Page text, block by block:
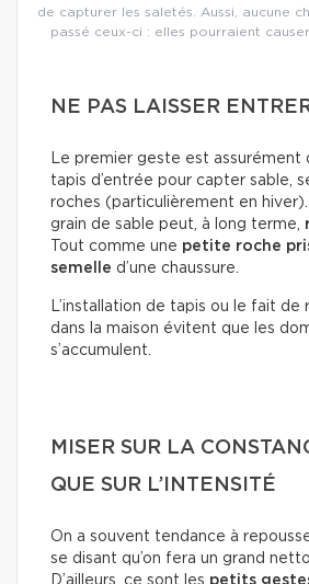
de capturer les saletés. Aussi, aucune
passé ceux-ci : elles pourraient
NE PAS LAISSER
Le premier geste est assurément
tapis d’entrée pour capter sable,
roches (particulièrement en hiver).
grain de sable peut, à long terme,
Tout comme une petite roche
semelle d’une chaussure.
L’installation de tapis ou le fait de
dans la maison évitent que les
s’accumulent.
MISER SUR LA
QUE SUR L’INTENSITÉ
On a souvent tendance à
se disant qu’on fera un grand
D’ailleurs, ce sont les petits